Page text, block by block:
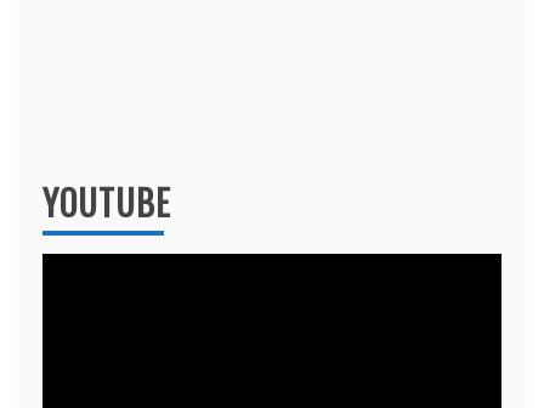
YOUTUBE